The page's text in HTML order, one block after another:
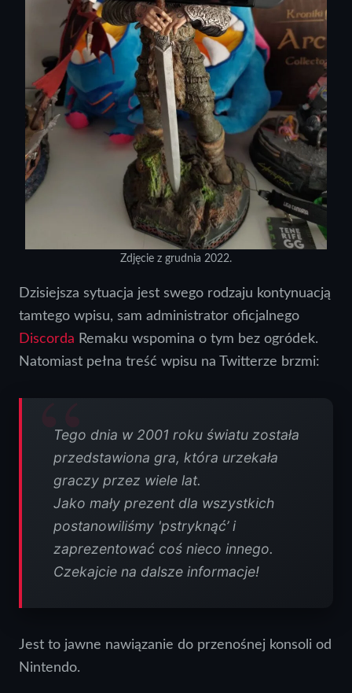
Zdjęcie z grudnia 2022.
Dzisiejsza sytuacja jest swego rodzaju kontynuacją
tamtego wpisu, sam administrator oficjalnego
Discorda Remaku wspomina o tym bez ogródek.
Natomiast pełna treść wpisu na Twitterze brzmi:
Tego dnia w 2001 roku światu została
przedstawiona gra, która urzekała
graczy przez wiele lat.
Jako mały prezent dla wszystkich
postanowiliśmy 'pstryknąć’ i
zaprezentować coś nieco innego.
Czekajcie na dalsze informacje!
Jest to jawne nawiązanie do przenośnej konsoli od
Nintendo.